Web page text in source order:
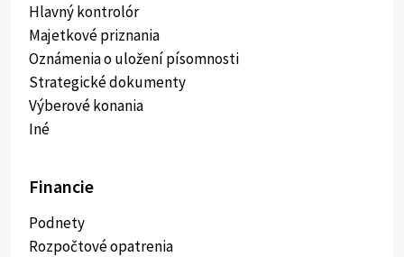
Hlavný kontrolór
Majetkové priznania
Oznámenia o uložení písomnosti
Strategické dokumenty
Výberové konania
Iné
Financie
Podnety
Rozpočtové opatrenia